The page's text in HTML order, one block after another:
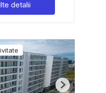
detalii
Next